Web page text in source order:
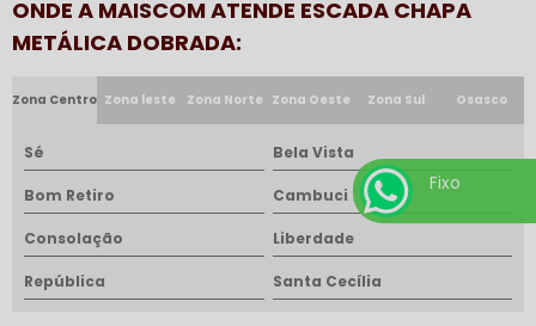
ONDE A MAISCOM ATENDE ESCADA CHAPA
METÁLICA DOBRADA:
Zona Centro Zona leste Zona Norte Zona Oeste Zona Sul Osasco
Sé Bela Vista
Bom Retiro Cambuci
Consolação Liberdade
República Santa Cecília
Fixo